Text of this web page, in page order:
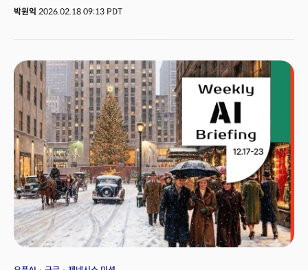
축하하는 메시지가 이어졌는데요, 팀 쿡 애플 CEO는 17일(현지시각) “말의
여러분 모두 남은 휴일 알차게 보내시길 바랍니다.
박원익 2026.02.18 09:13 PDT